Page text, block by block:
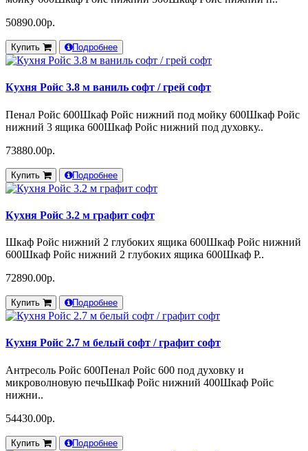
50890.00р.
Купить Подробнее
Кухня Ройс 3.8 м ваниль софт / грей софт
Пенал Ройс 600Шкаф Ройс нижний под мойку 600Шкаф Ройс
нижний 3 ящика 600Шкаф Ройс нижний под духовку..
73880.00р.
Купить Подробнее
Кухня Ройс 3.2 м графит софт
Шкаф Ройс нижний 2 глубоких ящика 600Шкаф Ройс нижний
600Шкаф Ройс нижний 2 глубоких ящика 600Шкаф Р..
72890.00р.
Купить Подробнее
Кухня Ройс 2.7 м белый софт / графит софт
Антресоль Ройс 600Пенал Ройс 600 под духовку и
микроволновую печьШкаф Ройс нижний 400Шкаф Ройс
нижни..
54430.00р.
Купить Подробнее